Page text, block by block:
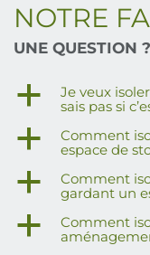
NOTRE
UNE QUESTION ?
a
Je veux
sais pas si
a
Comment
espace de
a
Comment
gardant un
a
Comment